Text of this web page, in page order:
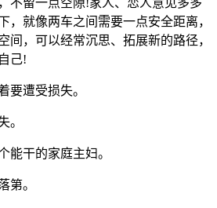
，就像两车之间需要一点安全距离，
间，可以经常沉思、拓展新的路径，
己!
要遭受损失。
。
能干的家庭主妇。
第。